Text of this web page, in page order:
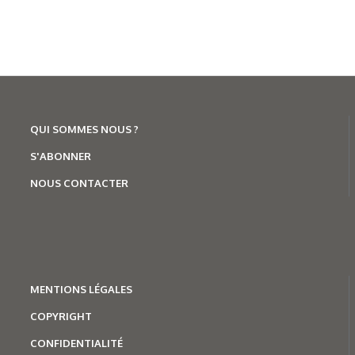
29/06/2026
Robotique ,Entreprises
QUI SOMMES NOUS ?
S'ABONNER
NOUS CONTACTER
MENTIONS LÉGALES
COPYRIGHT
CONFIDENTIALITÉ